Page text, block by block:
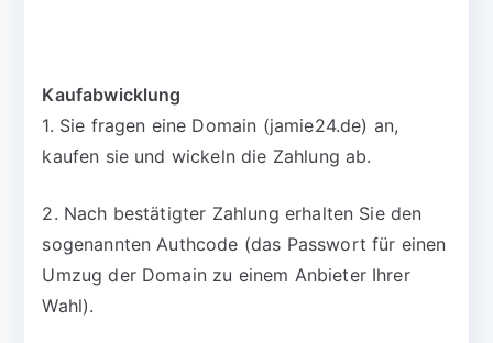
Kaufabwicklung
1. Sie fragen eine Domain (jamie24.de) an,
kaufen sie und wickeln die Zahlung ab.
2. Nach bestätigter Zahlung erhalten Sie den
sogenannten Authcode (das Passwort für einen
Umzug der Domain zu einem Anbieter Ihrer
Wahl).